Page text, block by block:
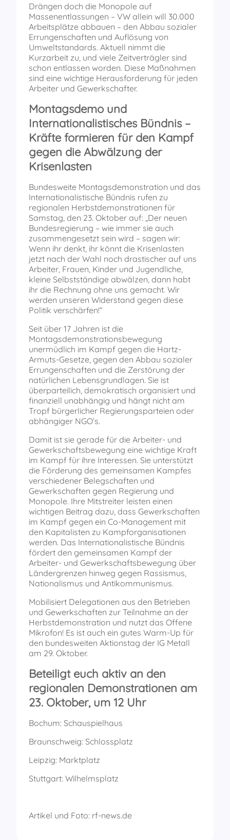
Drängen doch die Monopole auf
Massenentlassungen – VW allein will 30.000
Arbeitsplätze abbauen – den Abbau sozialer
Errungenschaften und Auflösung von
Umweltstandards. Aktuell nimmt die
Kurzarbeit zu, und viele Zeitverträgler sind
schon entlassen worden. Diese Maßnahmen
sind eine wichtige Herausforderung für jeden
Arbeiter und Gewerkschafter.
Montagsdemo und
Internationalistisches Bündnis –
Kräfte formieren für den Kampf
gegen die Abwälzung der
Krisenlasten
Bundesweite Montagsdemonstration und das
Internationalistische Bündnis rufen zu
regionalen Herbstdemonstrationen für
Samstag, den 23. Oktober auf: „Der neuen
Bundesregierung – wie immer sie auch
zusammengesetzt sein wird – sagen wir:
Wenn ihr denkt, ihr könnt die Krisenlasten
jetzt nach der Wahl noch drastischer auf uns
Arbeiter, Frauen, Kinder und Jugendliche,
kleine Selbstständige abwälzen, dann habt
ihr die Rechnung ohne uns gemacht. Wir
werden unseren Widerstand gegen diese
Politik verschärfen!“
Seit über 17 Jahren ist die
Montagsdemonstrationsbewegung
unermüdlich im Kampf gegen die Hartz-
Armuts-Gesetze, gegen den Abbau sozialer
Errungenschaften und die Zerstörung der
natürlichen Lebensgrundlagen. Sie ist
überparteilich, demokratisch organisiert und
finanziell unabhängig und hängt nicht am
Tropf bürgerlicher Regierungsparteien oder
abhängiger NGO’s.
Damit ist sie gerade für die Arbeiter- und
Gewerkschaftsbewegung eine wichtige Kraft
im Kampf für ihre Interessen. Sie unterstützt
die Förderung des gemeinsamen Kampfes
verschiedener Belegschaften und
Gewerkschaften gegen Regierung und
Monopole. Ihre Mitstreiter leisten einen
wichtigen Beitrag dazu, dass Gewerkschaften
im Kampf gegen ein Co-Management mit
den Kapitalisten zu Kampforganisationen
werden. Das Internationalistische Bündnis
fördert den gemeinsamen Kampf der
Arbeiter- und Gewerkschaftsbewegung über
Ländergrenzen hinweg gegen Rassismus,
Nationalismus und Antikommunismus.
Mobilisiert Delegationen aus den Betrieben
und Gewerkschaften zur Teilnahme an der
Herbstdemonstration und nutzt das Offene
Mikrofon! Es ist auch ein gutes Warm-Up für
den bundesweiten Aktionstag der IG Metall
am 29. Oktober.
Beteiligt euch aktiv an den
regionalen Demonstrationen am
23. Oktober, um 12 Uhr
Bochum: Schauspielhaus
Braunschweig: Schlossplatz
Leipzig: Marktplatz
Stuttgart: Wilhelmsplatz
Artikel und Foto: rf-news.de